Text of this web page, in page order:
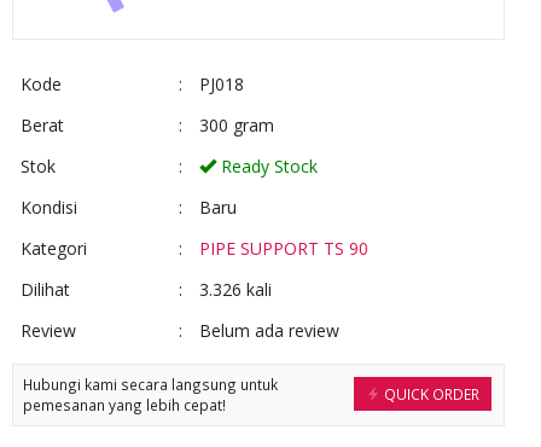
Kode :
PJ018
Berat
:
300 gram
Stok
:
Ready Stock
Kondisi
:
Baru
Kategori
:
PIPE SUPPORT TS 90
Dilihat
:
3.326 kali
Review
: Belum ada review
QUICK ORDER
Hubungi kami secara langsung untuk
pemesanan yang lebih cepat!